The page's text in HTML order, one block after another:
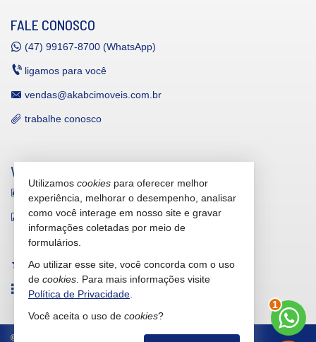
FALE CONOSCO
(47) 99167-8700 (WhatsApp)
ligamos para você
vendas@akabcimoveis.com.br
trabalhe conosco
VEJA MAIS
receba nosso newsletter
indicadores financeiros
cadastre seu imóvel
imóveis favoritos
mapa de imóveis
© Política de Privacidade
2
Utilizamos cookies para oferecer melhor
experiência, melhorar o desempenho, analisar
como você interage em nosso site e gravar
informações coletadas por meio de
formulários.
Ao utilizar esse site, você concorda com o uso
de cookies . Para mais informações visite
Política de Privacidade
Você aceita o uso de cookies?